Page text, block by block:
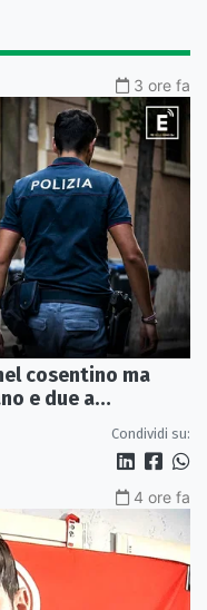
3 ore fa
cosentino ma
e due a
Condividi su:
4 ore fa